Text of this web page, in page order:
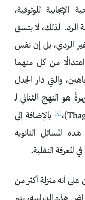
للوثوقية،
الرد. لذلك، لا يتسق
الردي، بل إن نفس
من كل منهما
والتي دار الجدل
هو النهج الثنائي لـ
[5]
بالإضافة إلى
المسائل الثانوية
النقلية.
أنه منزلة أكثر من